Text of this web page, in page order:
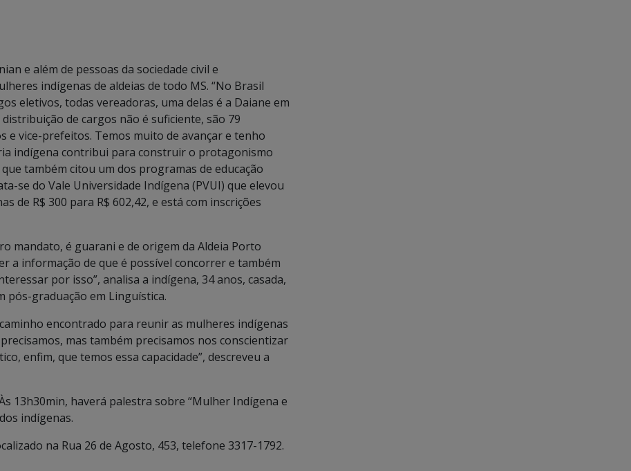
e além de pessoas da sociedade civil e
indígenas de aldeias de todo MS. “No Brasil
eletivos, todas vereadoras, uma delas é a Daiane em
de cargos não é suficiente, são 79
e vice-prefeitos. Temos muito de avançar e tenho
indígena contribui para construir o protagonismo
também citou um dos programas de educação
se do Vale Universidade Indígena (PVUI) que elevou
de R$ 300 para R$ 602,42, e está com inscrições
mandato, é guarani e de origem da Aldeia Porto
a informação de que é possível concorrer e também
por isso”, analisa a indígena, 34 anos, casada,
pós-graduação em Linguística.
encontrado para reunir as mulheres indígenas
mas também precisamos nos conscientizar
enfim, que temos essa capacidade”, descreveu a
13h30min, haverá palestra sobre “Mulher Indígena e
indígenas.
na Rua 26 de Agosto, 453, telefone 3317-1792.